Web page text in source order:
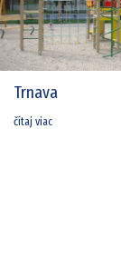
Trnava
čítaj viac